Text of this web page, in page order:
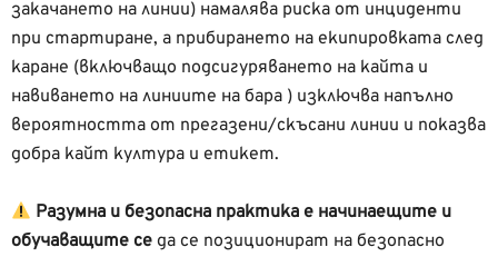
закачането на линии) намалява риска от инциденти
при стартиране, а прибирането на екипировката след
каране (включващо подсигуряването на кайта и
навиването на линиите на бара ) изключва напълно
вероятността от прегазени/скъсани линии и показва
добра кайт култура и етикет.
Разумна и безопасна практика е начинаещите и
обучаващите се да се позиционират на безопасно